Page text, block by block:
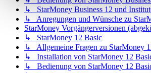
↳ StarMoney Business 12 und
↳ Anregungen und Wünsche zu
StarMoney Vorgängerversionen
↳ StarMoney 12 Basic
↳ Allgemeine Fragen zu StarMoney
↳ Installation von StarMoney 12
↳ Bedienung von StarMoney 12